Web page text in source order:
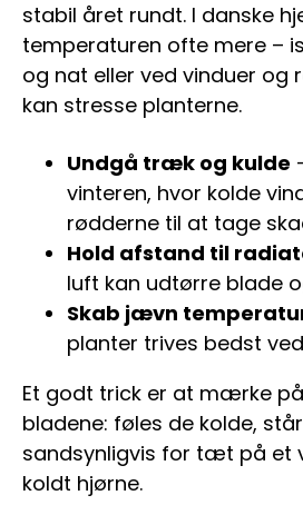
stabil året rundt. I danske
temperaturen ofte mere –
og nat eller ved vinduer og
kan stresse planterne.
Undgå træk og kulde
vinteren, hvor kolde
rødderne til at tage
Hold afstand til
luft kan udtørre blade
Skab jævn
planter trives bedst
Et godt trick er at mærke
bladene: føles de kolde,
sandsynligvis for tæt på et
koldt hjørne.